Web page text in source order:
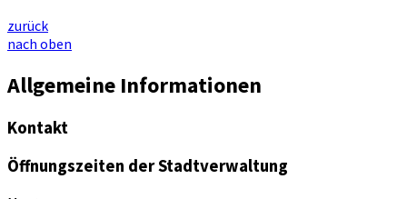
zurück
nach oben
Allgemeine Informationen
Kontakt
Öffnungszeiten der Stadtverwaltung